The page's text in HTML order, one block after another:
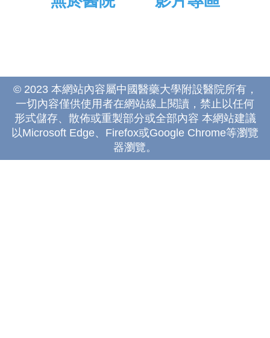
© 2023 本網站內容屬中國醫藥大學附設醫院所有，
一切內容僅供使用者在網站線上閱讀，禁止以任何
形式儲存、散佈或重製部分或全部內容 本網站建議
以Microsoft Edge、Firefox或Google Chrome等瀏覽
器瀏覽。